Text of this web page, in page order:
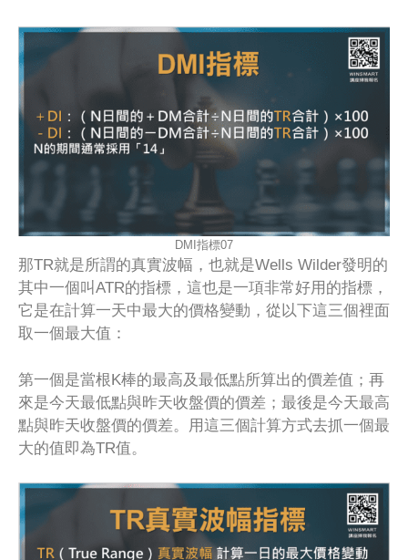
DMI指標07
那TR就是所謂的真實波幅，也就是Wells Wilder發明的
其中一個叫ATR的指標，這也是一項非常好用的指標，
它是在計算一天中最大的價格變動，從以下這三個裡面
取一個最大值：
第一個是當根K棒的最高及最低點所算出的價差值；再
來是今天最低點與昨天收盤價的價差；最後是今天最高
點與昨天收盤價的價差。用這三個計算方式去抓一個最
大的值即為TR值。